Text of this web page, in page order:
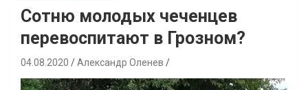
Сотню молодых чеченцев
перевоспитают в Грозном?
04.08.2020 Александр Оленев